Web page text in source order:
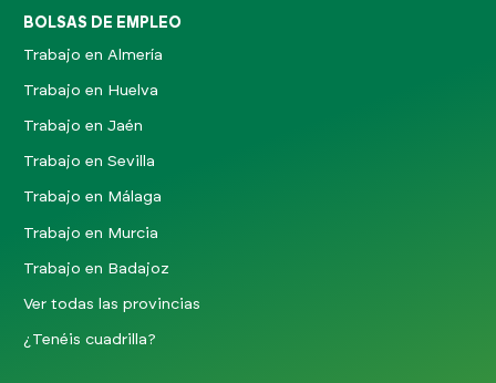
BOLSAS DE EMPLEO
Trabajo en Almería
Trabajo en Huelva
Trabajo en Jaén
Trabajo en Sevilla
Trabajo en Málaga
Trabajo en Murcia
Trabajo en Badajoz
Ver todas las provincias
¿Tenéis cuadrilla?